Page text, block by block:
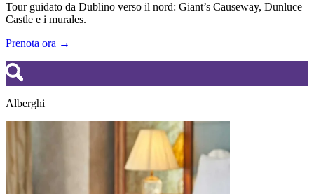
Tour guidato da Dublino verso il nord: Giant’s Causeway, Dunluce
Castle e i murales.
Prenota ora →
Alberghi